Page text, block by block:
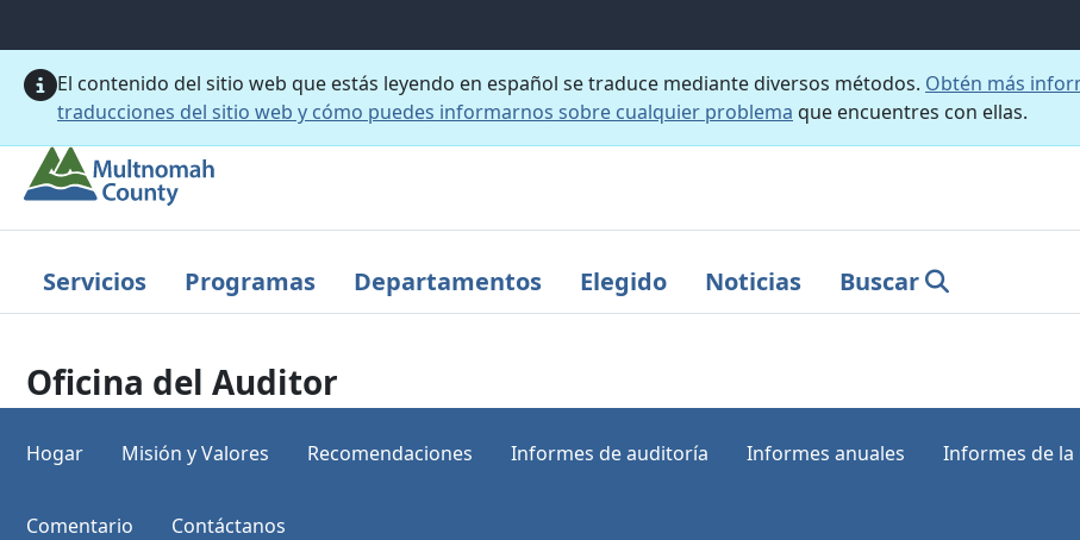
El contenido del sitio web que estás leyendo en español se traduce mediante diversos métodos. Obtén más
traducciones del sitio web y cómo puedes informarnos sobre cualquier problema que encuentres con ellas.
Servicios Programas Departamentos Elegido Noticias Buscar
Oficina del Auditor
Hogar Misión y Valores Recomendaciones Informes de auditoría Informes anuales Informes de la
Comentario Contáctanos